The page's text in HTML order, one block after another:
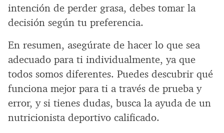
intención de perder grasa, debes tomar la
decisión según tu preferencia.
En resumen, asegúrate de hacer lo que sea
adecuado para ti individualmente, ya que
todos somos diferentes. Puedes descubrir qué
funciona mejor para ti a través de prueba y
error, y si tienes dudas, busca la ayuda de un
nutricionista deportivo calificado.